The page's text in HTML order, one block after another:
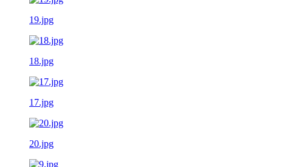
19.jpg
18.jpg
17.jpg
20.jpg